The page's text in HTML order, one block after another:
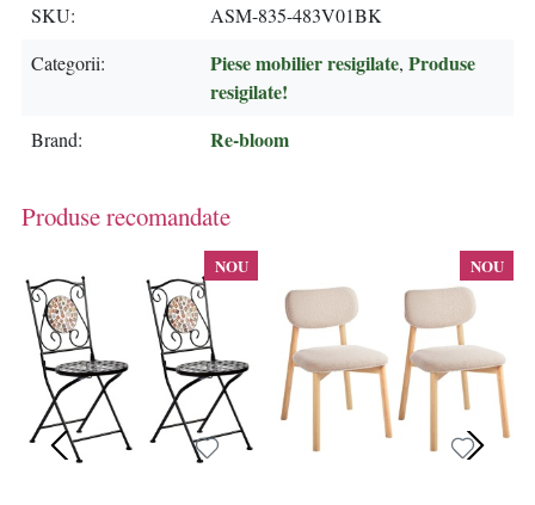
SKU
ASM-835-483V01BK
Categorii
Piese mobilier resigilate, Produse
resigilate!
Brand Re-bloom
Produse recomandate
NOU NOU